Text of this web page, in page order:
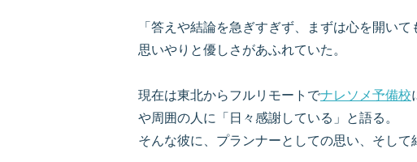
「答えや結論を急ぎすぎず、まずは心を開い
思いやりと優しさがあふれていた。
現在は東北からフルリモートでナレソメ予備校
や周囲の人に「日々感謝している」と語る。
そんな彼に、プランナーとしての思い、そして